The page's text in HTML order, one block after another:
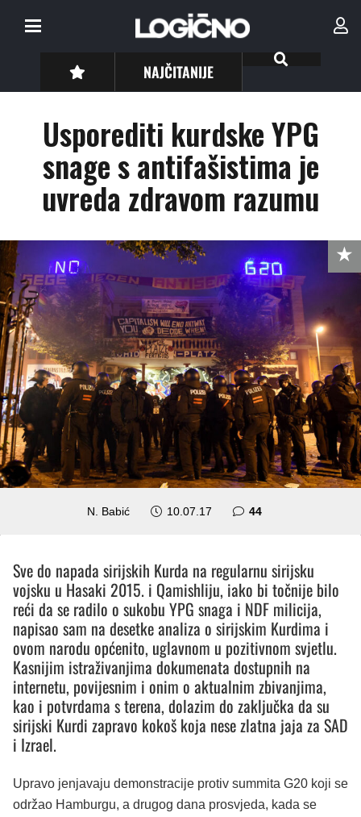
NAJČITANIJE
Usporediti kurdske YPG
snage s antifašistima je
uvreda zdravom razumu
N. Babić 10.07.17 44komentara
Sve do napada sirijskih Kurda na regularnu sirijsku
vojsku u Hasaki 2015. i Qamishliju, iako bi točnije bilo
reći da se radilo o sukobu YPG snaga i NDF milicija,
napisao sam na desetke analiza o sirijskim Kurdima i
ovom narodu općenito, uglavnom u pozitivnom svjetlu.
Kasnijim istraživanjima dokumenata dostupnih na
internetu, povijesnim i onim o aktualnim zbivanjima,
kao i potvrdama s terena, dolazim do zaključka da su
sirijski Kurdi zapravo kokoš koja nese zlatna jaja za SAD
i Izrael.
Upravo jenjavaju demonstracije protiv summita G20 koji se
održao Hamburgu, a drugog dana prosvjeda, kada se